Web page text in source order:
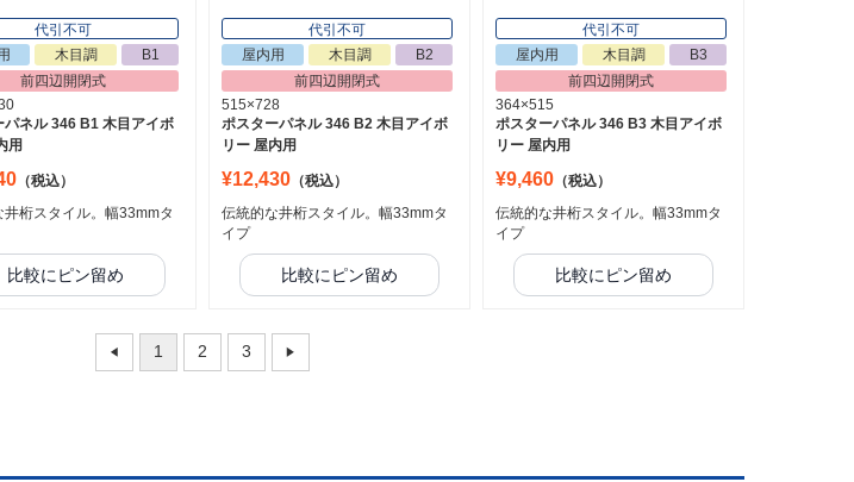
代引不可
木目調
B1
前四辺開閉式
パネル 346 B1 木目アイボ
用
（税込）
井桁スタイル。幅33mmタ
比較にピン留め
代引不可
屋内用
木目調
B2
前四辺開閉式
515×728
ポスターパネル 346 B2 木目アイボ
リー 屋内用
¥12,430 （税込）
伝統的な井桁スタイル。幅33mmタ
イプ
比較にピン留め
代引不可
屋内用
木目調
B3
前四辺開閉式
364×515
ポスターパネル 346 B3 木目アイボ
リー 屋内用
¥9,460 （税込）
伝統的な井桁スタイル。幅33mmタ
イプ
比較にピン留め
1 2 3